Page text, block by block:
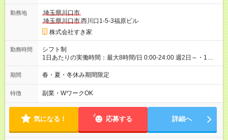
30日（※条件変更なし）ですが、切り上げで一ヶ月とさせてい
ただきます。 研修制度あり：15時間(研修中も同時給）
勤務地
埼玉県川口市
埼玉県川口市西川口1-5-3福原ビル
株式会社すき家
勤務時間
シフト制
1日あたりの実働時間：最大8時間/日 0:00-24:00 週2日～・1日
2h～OK ＜シフト例＞ 〇朝帯 5:00-9:00 〇昼帯 9:00-14:00 〇午
後帯 14:00-18:00 〇夜帯 18:00-22:00 〇深夜帯 22:00-翌5:00 基
ます♪
期間 春・夏・冬休み期間限定
特徴 副業・WワークOK
気になる！ 応募する 詳細へ